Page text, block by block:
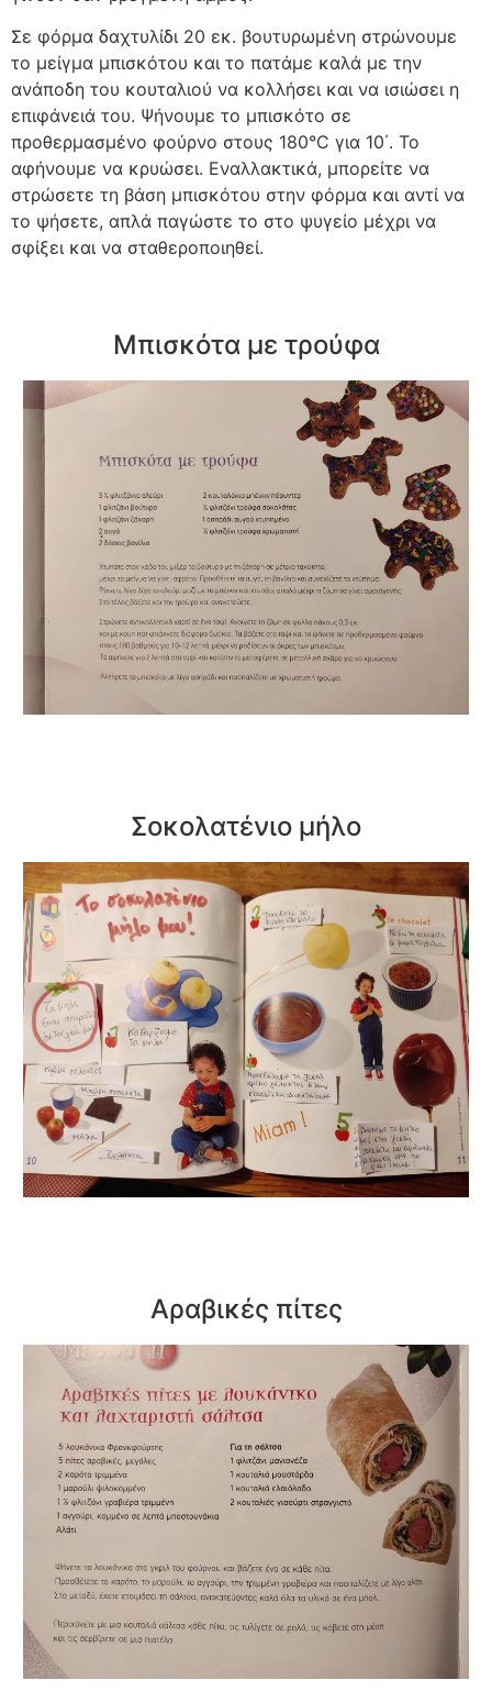
Σε φόρμα δαχτυλίδι 20 εκ. βουτυρωμένη στρώνουμε
το μείγμα μπισκότου και το πατάμε καλά με την
ανάποδη του κουταλιού να κολλήσει και να ισιώσει η
επιφάνειά του. Ψήνουμε το μπισκότο σε
προθερμασμένο φούρνο στους 180°C για 10΄. Το
αφήνουμε να κρυώσει. Εναλλακτικά, μπορείτε να
στρώσετε τη βάση μπισκότου στην φόρμα και αντί να
το ψήσετε, απλά παγώστε το στο ψυγείο μέχρι να
σφίξει και να σταθεροποιηθεί.
Μπισκότα με τρούφα
Σοκολατένιο μήλο
Αραβικές πίτες